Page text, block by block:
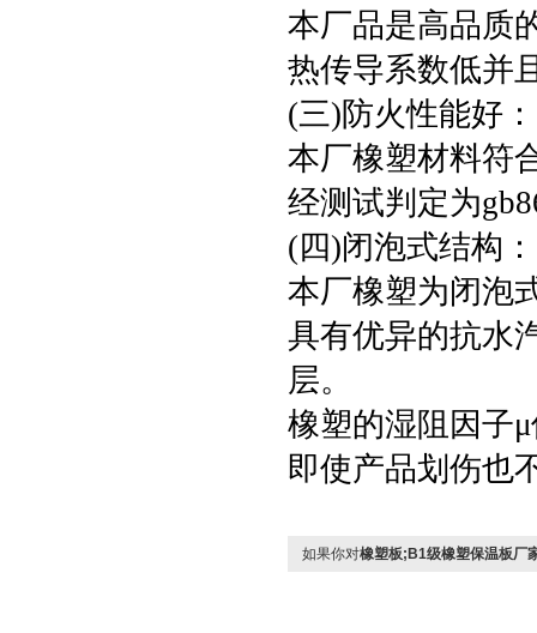
本厂品是高品质
热传导系数低并
(三)防火性能好
本厂橡塑材料符
经测试判定为
(四)闭泡式结构
本厂橡塑为闭泡
具有优异的抗水
层。
橡塑的湿阻因子
即使产品划伤也
如果你对橡塑板;B1级橡塑保温板厂